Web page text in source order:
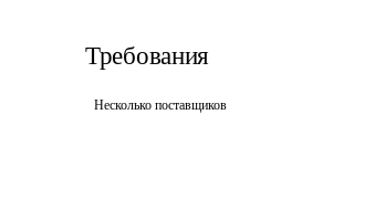
Требования
Несколько поставщиков